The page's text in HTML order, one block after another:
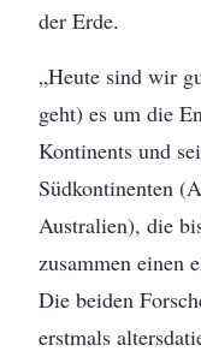
der Erde.
„Heute sind wir
geht) es um die
Kontinents und
Südkontinenten
Australien), die
zusammen einen
Die beiden
erstmals